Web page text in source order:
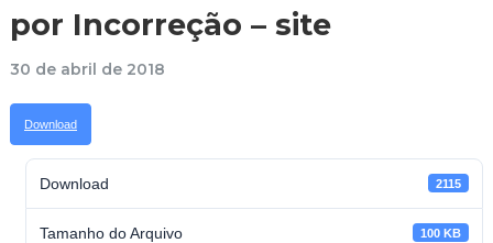
por Incorreção – site
30 de abril de 2018
Download
Download 2115
Tamanho do Arquivo 100 KB